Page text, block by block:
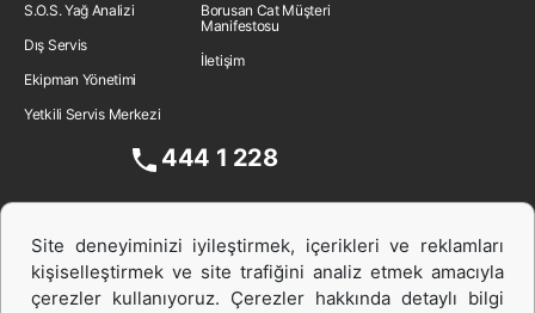
S.O.S. Yağ Analizi
Dış Servis
Ekipman Yönetimi
Yetkili Servis Merkezi
Borusan Cat Müşteri
Manifestosu
İletişim
444 1 228
Site deneyiminizi iyileştirmek, içerikleri ve reklamları
kişiselleştirmek ve site trafiğini analiz etmek amacıyla
çerezler kullanıyoruz. Çerezler hakkında detaylı bilgi